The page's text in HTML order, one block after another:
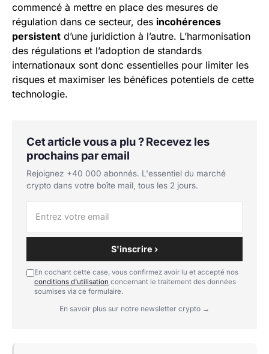
commencé à mettre en place des mesures de
régulation dans ce secteur, des incohérences
persistent d’une juridiction à l’autre. L’harmonisation
des régulations et l’adoption de standards
internationaux sont donc essentielles pour limiter les
risques et maximiser les bénéfices potentiels de cette
technologie.
Cet article vous a plu ? Recevez les
prochains par email
Rejoignez +40 000 abonnés. L'essentiel du marché
crypto dans votre boîte mail, tous les 2 jours.
S'inscrire ›
En cochant cette case, vous confirmez avoir lu et accepté nos
conditions d'utilisation concernant le traitement des données
soumises via ce formulaire.
En savoir plus sur notre newsletter crypto →